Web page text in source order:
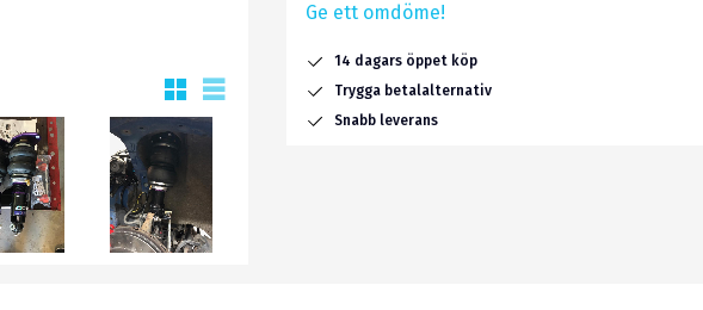
Rutnätsvy
Listvy
Ge ett omdöme!
14 dagars öppet köp
Trygga betalalternativ
Snabb leverans